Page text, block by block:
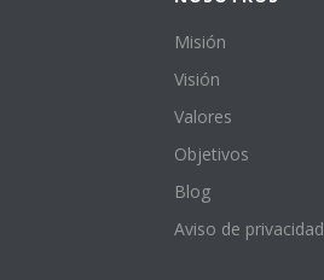
Misión
Visión
Valores
Objetivos
Blog
Aviso de privacidad